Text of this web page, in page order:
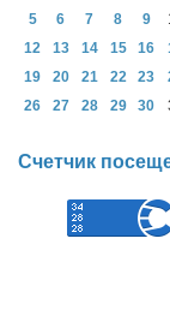
5
6 7 8 9
12
13 14 15 16
19
20 21 22 23
26
27 28 29 30
Счетчик